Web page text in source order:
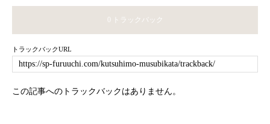
0 トラックバック
トラックバックURL
この記事へのトラックバックはありません。